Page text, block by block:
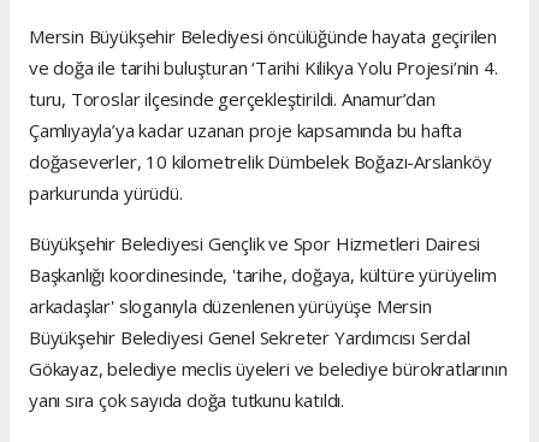
Mersin Büyükşehir Belediyesi öncülüğünde hayata geçirilen
ve doğa ile tarihi buluşturan ‘Tarihi Kilikya Yolu Projesi’nin 4.
turu, Toroslar ilçesinde gerçekleştirildi. Anamur’dan
Çamlıyayla’ya kadar uzanan proje kapsamında bu hafta
doğaseverler, 10 kilometrelik Dümbelek Boğazı-Arslanköy
parkurunda yürüdü.
Büyükşehir Belediyesi Gençlik ve Spor Hizmetleri Dairesi
Başkanlığı koordinesinde, 'tarihe, doğaya, kültüre yürüyelim
arkadaşlar' sloganıyla düzenlenen yürüyüşe Mersin
Büyükşehir Belediyesi Genel Sekreter Yardımcısı Serdal
Gökayaz, belediye meclis üyeleri ve belediye bürokratlarının
yanı sıra çok sayıda doğa tutkunu katıldı.